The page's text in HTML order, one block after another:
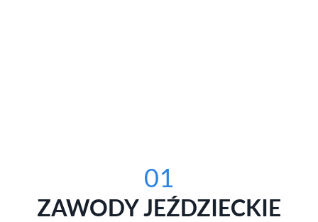
01
ZAWODY JEŹDZIECKIE